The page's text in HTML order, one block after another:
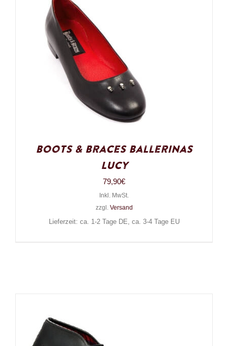
Boots & Braces Ballerinas
Lucy
79,90€
Inkl. MwSt.
zzgl. Versand
Lieferzeit: ca. 1-2 Tage DE, ca. 3-4 Tage EU